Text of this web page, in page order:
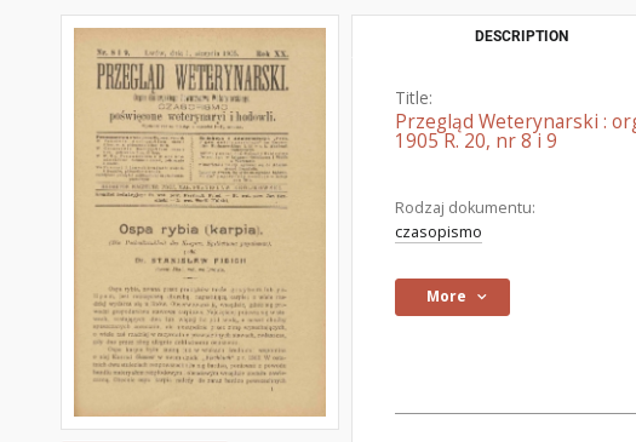
DESCRIPTION
Title:
Przegląd Weterynarski :
1905 R. 20, nr 8 i 9
Rodzaj dokumentu:
czasopismo
More